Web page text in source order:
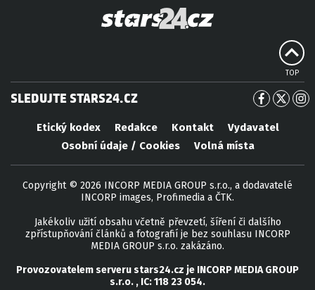
TOP
SLEDUJTE STARS24.CZ
Etický kodex Redakce Kontakt
Vydavatel
Osobní údaje / Cookies
Volná místa
Copyright © 2026 INCORP MEDIA GROUP s.r.o., a dodavatelé
INCORP images, Profimedia a ČTK.
Jakékoliv užití obsahu včetně převzetí, šíření či dalšího
zpřístupňování článků a fotografií je bez souhlasu INCORP
MEDIA GROUP s.r.o. zakázáno.
Provozovatelem serverustars24.cz je INCORP MEDIA GROUP
s.r.o. , IC:118 23 054.